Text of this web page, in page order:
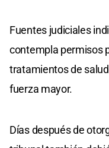
Fuentes judiciales
contempla permisos
tratamientos de
fuerza mayor.
Días después de